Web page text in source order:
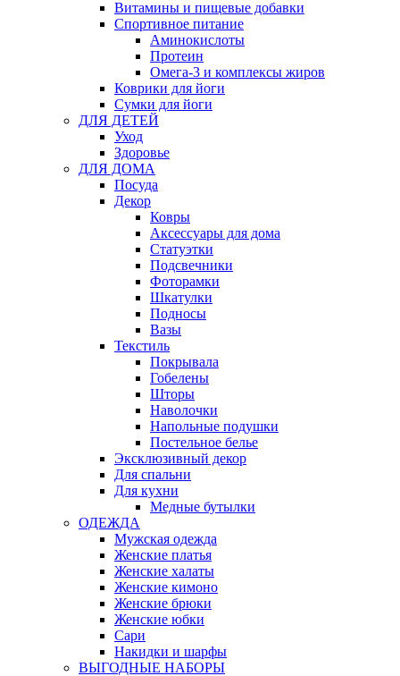
Витамины и пищевые добавки
Спортивное питание
Аминокислоты
Протеин
Омега-3 и комплексы жиров
Коврики для йоги
Сумки для йоги
ДЛЯ ДЕТЕЙ
Уход
Здоровье
ДЛЯ ДОМА
Посуда
Декор
Ковры
Аксессуары для дома
Статуэтки
Подсвечники
Фоторамки
Шкатулки
Подносы
Вазы
Текстиль
Покрывала
Гобелены
Шторы
Наволочки
Напольные подушки
Постельное белье
Эксклюзивный декор
Для спальни
Для кухни
Медные бутылки
ОДЕЖДА
Мужская одежда
Женские платья
Женские халаты
Женские кимоно
Женские брюки
Женские юбки
Сари
Накидки и шарфы
ВЫГОДНЫЕ НАБОРЫ